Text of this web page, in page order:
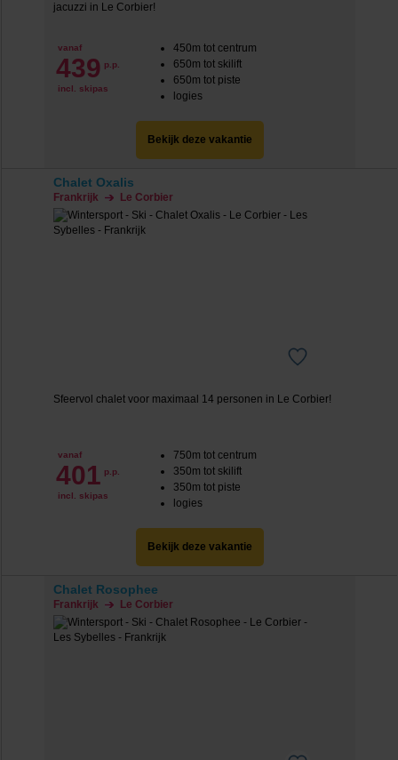
jacuzzi in Le Corbier!
vanaf
439 p.p.
incl. skipas
450m tot centrum
650m tot skilift
650m tot piste
logies
Bekijk deze vakantie
Chalet Oxalis
Frankrijk Le Corbier
Sfeervol chalet voor maximaal 14 personen in Le Corbier!
vanaf
401 p.p.
incl. skipas
750m tot centrum
350m tot skilift
350m tot piste
logies
Bekijk deze vakantie
Chalet Rosophee
Frankrijk Le Corbier